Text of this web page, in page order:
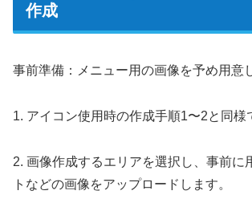
作成
事前準備：メニュー用の画像を予め用意
1. アイコン使用時の作成手順1〜2と同様
2. 画像作成するエリアを選択し、事前に
トなどの画像をアップロードします。